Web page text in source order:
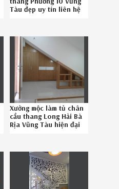
Tàu đẹp uy tín liên hệ
Xưởng mộc làm tủ chân
cầu thang Long Hải Bà
Rịa Vũng Tàu hiện đại